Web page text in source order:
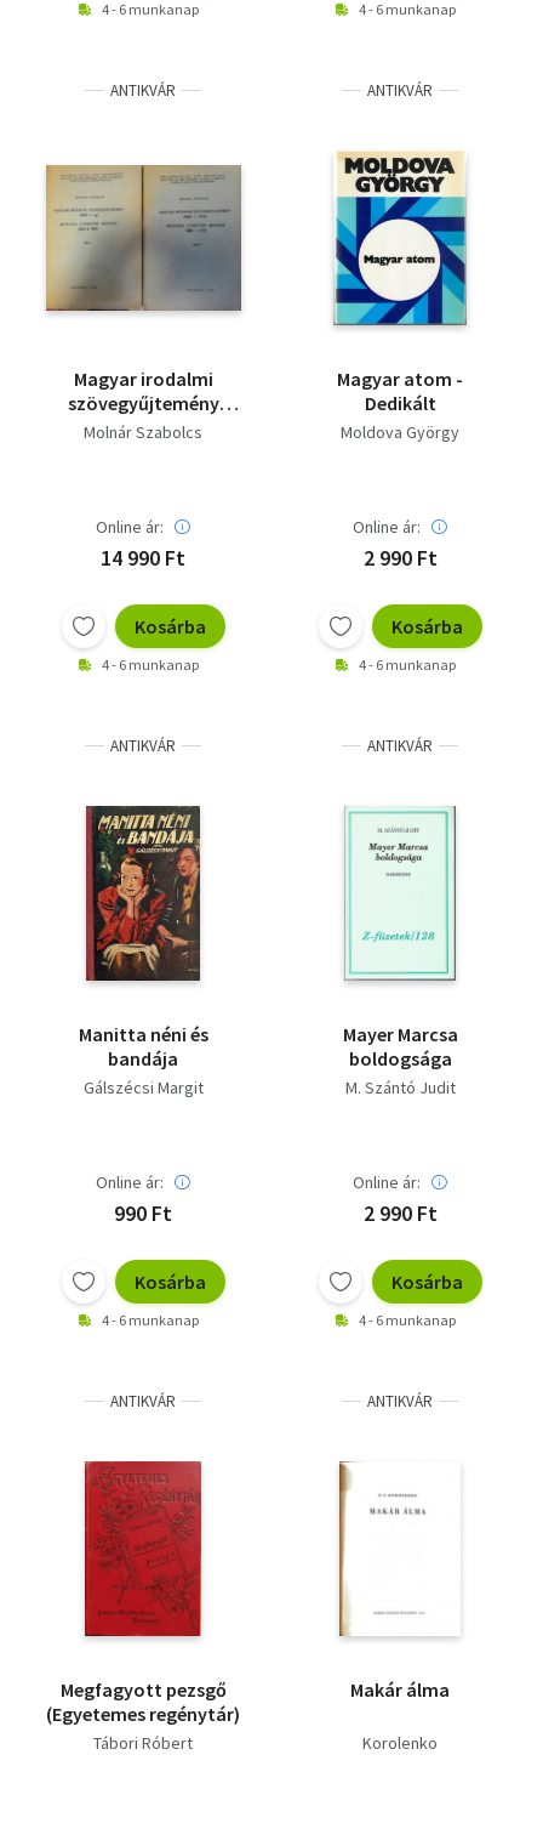
4 - 6 munkanap 4 - 6 munkanap
ANTIKVÁR
Magyar irodalmi
szövegyűjtemény
1600-ig + Magyar
Molnár Szabolcs
Online ár:
14 990 Ft
Kosárba
4 - 6 munkanap
ANTIKVÁR
Magyar atom -
Dedikált
Moldova György
Online ár:
2 990 Ft
Kosárba
4 - 6 munkanap
ANTIKVÁR
Manitta néni és
bandája
Gálszécsi Margit
Online ár:
990 Ft
Kosárba
4 - 6 munkanap
ANTIKVÁR
Mayer Marcsa
boldogsága
M. Szántó Judit
Online ár:
2 990 Ft
Kosárba
4 - 6 munkanap
ANTIKVÁR
Megfagyott pezsgő
(Egyetemes regénytár)
Tábori Róbert
ANTIKVÁR
Makár álma
Korolenko